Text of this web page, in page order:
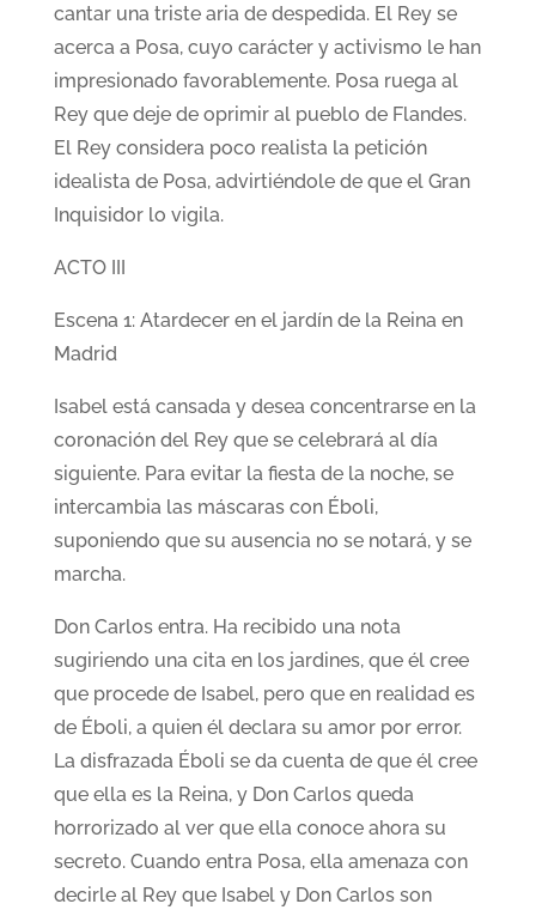
cantar una triste aria de despedida. El Rey se
acerca a Posa, cuyo carácter y activismo le han
impresionado favorablemente. Posa ruega al
Rey que deje de oprimir al pueblo de Flandes.
El Rey considera poco realista la petición
idealista de Posa, advirtiéndole de que el Gran
Inquisidor lo vigila.
ACTO III
Escena 1: Atardecer en el jardín de la Reina en
Madrid
Isabel está cansada y desea concentrarse en la
coronación del Rey que se celebrará al día
siguiente. Para evitar la fiesta de la noche, se
intercambia las máscaras con Éboli,
suponiendo que su ausencia no se notará, y se
marcha.
Don Carlos entra. Ha recibido una nota
sugiriendo una cita en los jardines, que él cree
que procede de Isabel, pero que en realidad es
de Éboli, a quien él declara su amor por error.
La disfrazada Éboli se da cuenta de que él cree
que ella es la Reina, y Don Carlos queda
horrorizado al ver que ella conoce ahora su
secreto. Cuando entra Posa, ella amenaza con
decirle al Rey que Isabel y Don Carlos son